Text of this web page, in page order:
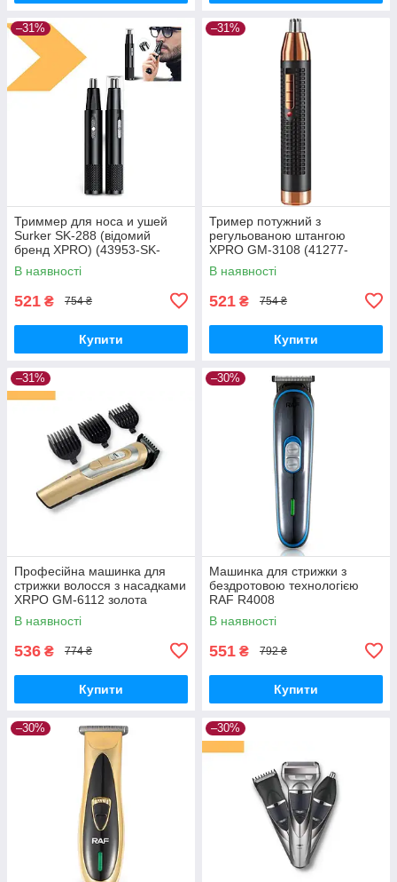
–31%
Триммер для носа и ушей
Surker SK-288 (відомий
бренд XPRO) (43953-SK-
288_158)
В наявності
521 ₴ 754 ₴
Купити
–31%
Тример потужний з
регульованою штангою
XPRO GM-3108 (41277-
3108_165)
В наявності
521 ₴ 754 ₴
Купити
–31%
Професійна машинка для
стрижки волосся з насадками
XRPO GM-6112 золота
(4738_200)
В наявності
536 ₴ 774 ₴
Купити
–30%
Машинка для стрижки з
бездротовою технологією
RAF R4008
В наявності
551 ₴ 792 ₴
Купити
–30% –30%